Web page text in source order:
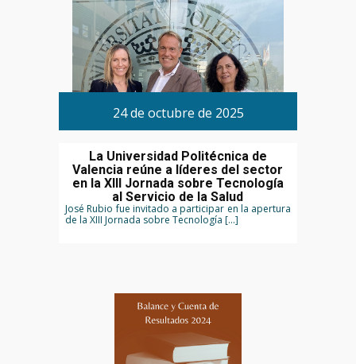
24 de octubre de 2025
La Universidad Politécnica de
Valencia reúne a líderes del sector
en la XIII Jornada sobre Tecnología
al Servicio de la Salud
José Rubio fue invitado a participar en la apertura
de la XIII Jornada sobre Tecnología […]